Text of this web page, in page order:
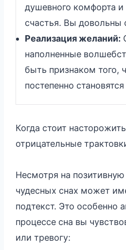
душевного комфорта
счастья. Вы довольны
Реализация желаний:
наполненные
быть признаком того,
постепенно
Когда стоит
отрицательные
Несмотря на позитивную
чудесных снах может
подтекст. Это особенно
процессе сна вы
или тревогу: